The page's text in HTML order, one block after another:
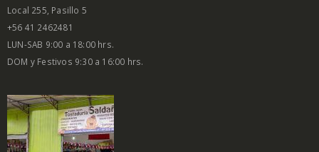
Local 255, Pasillo 5
+56 41 2462481
LUN-SAB 9:00 a 18:00 hrs.
DOM y Festivos 9:30 a 16:00 hrs.